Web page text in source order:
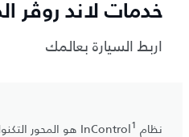
خدمات لاند روڤر
اربط السيارة بعالمك
نظام InControl 1
هو المحور